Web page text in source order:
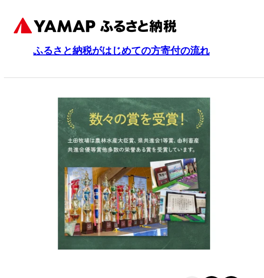
ふるさと納税がはじめての方寄付の流れ